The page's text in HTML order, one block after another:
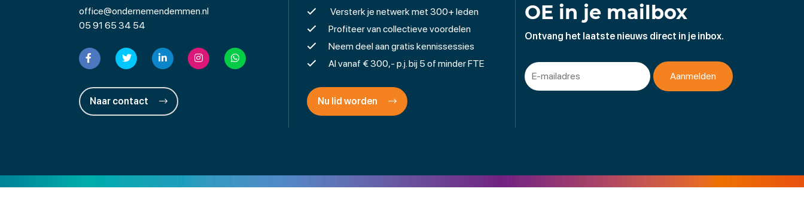
office@ondernemendemmen.nl
05 91 65 34 54
Naar contact
Versterk je netwerk met 300+ leden
Profiteer van collectieve voordelen
Neem deel aan gratis kennissessies
Al vanaf € 300,- p.j. bij 5 of minder FTE
Nu lid worden
OE in je mailbox
Ontvang het laatste nieuws direct in je inbox.